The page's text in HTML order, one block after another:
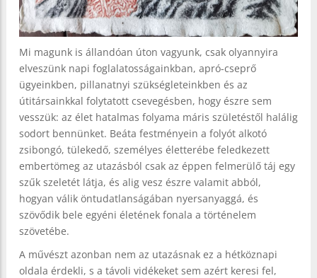
Mi magunk is állandóan úton vagyunk, csak olyannyira
elveszünk napi foglalatosságainkban, apró-cseprő
ügyeinkben, pillanatnyi szükségleteinkben és az
útitársainkkal folytatott csevegésben, hogy észre sem
vesszük: az élet hatalmas folyama máris születéstől halálig
sodort bennünket. Beáta festményein a folyót alkotó
zsibongó, tülekedő, személyes életterébe feledkezett
embertömeg az utazásból csak az éppen felmerülő táj egy
szűk szeletét látja, és alig vesz észre valamit abból,
hogyan válik öntudatlanságában nyersanyaggá, és
szövődik bele egyéni életének fonala a történelem
szövetébe.
A művészt azonban nem az utazásnak ez a hétköznapi
oldala érdekli, s a távoli vidékeket sem azért keresi fel,